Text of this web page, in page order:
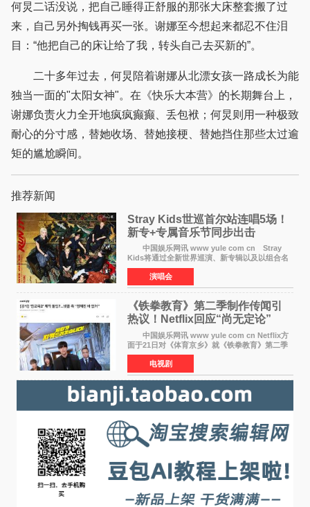
何炅二话没说，把自己睡得正舒服的那张大床整套搬了过
来，自己另外掏钱再买一张。谢娜至今想起来都忍不住泪
目：“他把自己的床让给了我，转头自己去买新的”。
二十多年过去，何炅陪着谢娜从北漂女孩一路成长为能
独当一面的"太阳女神"。在《快乐大本营》的长期舞台上，
谢娜负责火力全开地疯疯癫癫、丢包袱；何炅则用一种极致
耐心的分寸感，替她收场、替她接梗、替她挡住那些太过逾
矩的尴尬瞬间。
推荐新闻
Stray Kids世巡首尔站连唱5场！
新专+专属音乐节同步出击
中国娱乐网讯 www yule com cn Stray
Kids将通过全新世界巡演、新专辑以及以组合名
义打造的专属音乐节等一系列全球活动，开启事
业发展的全新篇章。 Stray Kids将于7月25日
至26日、29日
演唱会
《铁拳教育》第二季制作传闻引
热议！Netflix回应“尚无定论”
中国娱乐网讯 www yule com cn Netflix方
面于21日对《体育京乡》就《铁拳教育》第二季
制作传闻划清界限，表示尚无定论。然而，业界
却有传闻称已就《铁拳教育》第二季的制作展开
了讨论——《
电视剧